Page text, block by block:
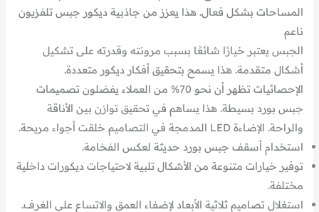
المساحات بشكل فعال. هذا يعزز من جاذبية ديكور جبس تلفزيون
ناعم
الجبس يعتبر خيارًا شائعًا بسبب مرونته وقدرته على تشكيل
أشكال متقدمة. هذا يسمح بتحقيق أفكار ديكور متعددة.
الإحصائيات تظهر أن نحو 70% من العملاء يفضلون تصميمات
جبس بورد بسيطة. هذا يساهم في تحقيق توازن بين الأناقة
والراحة. الإضاءة LED المدمجة في التصاميم خلقت أجواء مريحة.
استخدام أسقف جبس بورد حديثة لعكس الفخامة.
توفير خيارات متنوعة من الأشكال تلبية لاحتياجات ديكورات داخلية
مختلفة.
استغلال تصاميم ثلاثية الأبعاد لإضفاء العمق والاتساع على الغرف.